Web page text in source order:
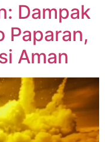
Dampak
Paparan,
Aman